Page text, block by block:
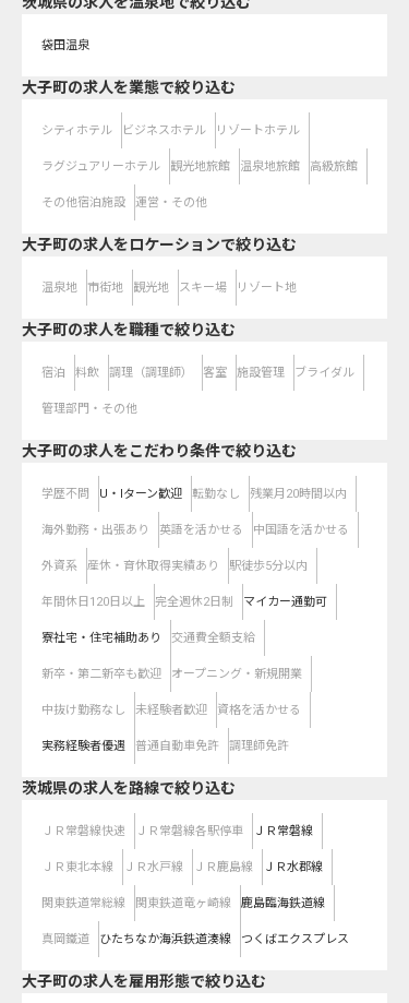
袋田温泉
大子町の求人を業態で絞り込む
シティホテル ビジネスホテル リゾートホテル
ラグジュアリーホテル 観光地旅館 温泉地旅館 高級旅館
その他宿泊施設 運営・その他
大子町の求人をロケーションで絞り込む
温泉地 市街地 観光地 スキー場 リゾート地
大子町の求人を職種で絞り込む
宿泊 料飲 調理（調理師） 客室 施設管理 ブライダル
管理部門・その他
大子町の求人をこだわり条件で絞り込む
学歴不問 U・Iターン歓迎 転勤なし 残業月20時間以内
海外勤務・出張あり 英語を活かせる 中国語を活かせる
外資系 産休・育休取得実績あり 駅徒歩5分以内
年間休日120日以上 完全週休2日制 マイカー通勤可
寮社宅・住宅補助あり 交通費全額支給
新卒・第二新卒も歓迎 オープニング・新規開業
中抜け勤務なし 未経験者歓迎 資格を活かせる
実務経験者優遇 普通自動車免許 調理師免許
茨城県の求人を路線で絞り込む
ＪＲ常磐線快速 ＪＲ常磐線各駅停車 ＪＲ常磐線
ＪＲ東北本線 ＪＲ水戸線 ＪＲ鹿島線 ＪＲ水郡線
関東鉄道常総線 関東鉄道竜ヶ崎線 鹿島臨海鉄道線
真岡鐵道 ひたちなか海浜鉄道湊線 つくばエクスプレス
大子町の求人を雇用形態で絞り込む